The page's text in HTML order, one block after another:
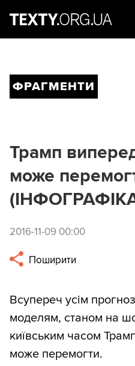
ФРАГМЕНТИ
Трамп
може
2016-11-09 00:00
Поширити
Всупереч усім
моделям, станом на
київським часом
може перемогти.